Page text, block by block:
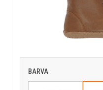
BARVA